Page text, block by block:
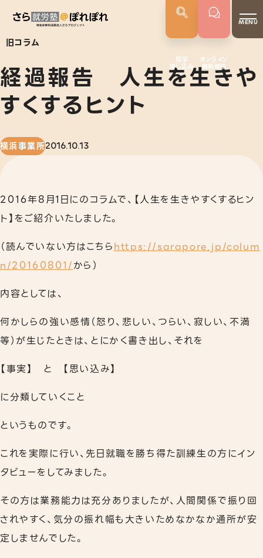
MENU
さらぽれについて
就労実績
代表者あいさつ
さらぽれの歴史
就労定着支援
企業向けサービス
事業所案内
職員紹介
見学
申し込み
オンライン
無料相談
旧コラム
経過報告 人生を生きや
すくするヒント
横浜事業所2016.10.13
2016年8月1日にのコラムで、【人生を生きやすくするヒン
ト】をご紹介いたしました。
（読んでいない方はこちらhttps://sarapore.jp/colum
n/20160801/から）
内容としては、
何かしらの強い感情（怒り、悲しい、つらい、寂しい、不満
等）が生じたときは、とにかく書き出し、それを
【事実】 と 【思い込み】
に分類していくこと
というものです。
これを実際に行い、先日就職を勝ち得た訓練生の方にイン
タビューをしてみました。
その方は業務能力は充分ありましたが、人間関係で振り回
されやすく、気分の振れ幅も大きいためなかなか通所が安
定しませんでした。